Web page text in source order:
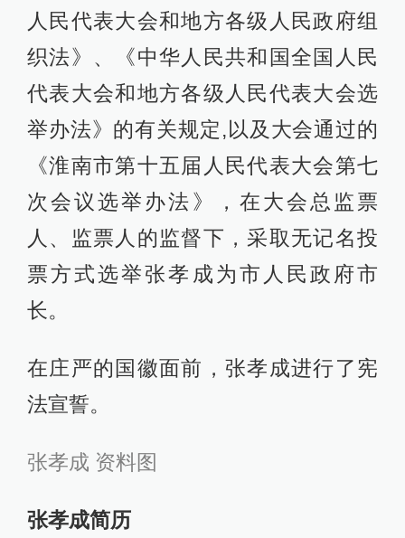
人民代表大会和地方各级人民政府组
织法》、《中华人民共和国全国人民
代表大会和地方各级人民代表大会选
举办法》的有关规定,以及大会通过的
《淮南市第十五届人民代表大会第七
次会议选举办法》，在大会总监票
人、监票人的监督下，采取无记名投
票方式选举张孝成为市人民政府市
长。
在庄严的国徽面前，张孝成进行了宪
法宣誓。
张孝成 资料图
张孝成简历